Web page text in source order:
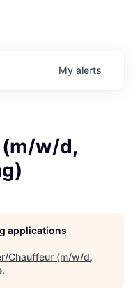
My alerts
(m/w/d,
applications
Chauffeur (m/w/d,
.